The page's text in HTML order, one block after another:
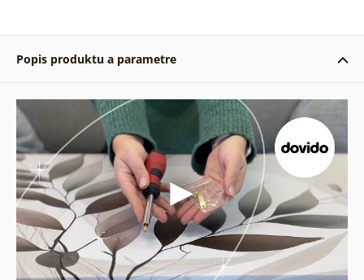
Popis produktu a parametre